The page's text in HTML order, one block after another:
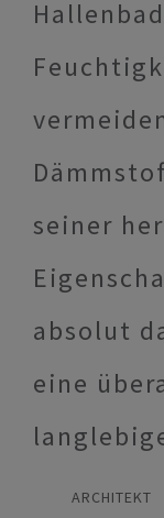
seiner
absolut
eine
ARCHITEKT